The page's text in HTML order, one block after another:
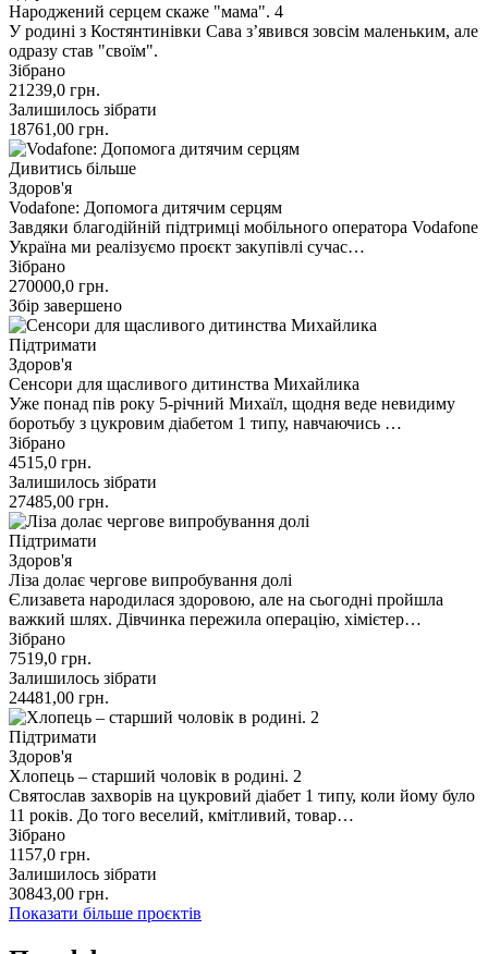
Народжений серцем скаже "мама". 4
У родині з Костянтинівки Сава з’явився зовсім маленьким, але
одразу став "своїм".
Зібрано
21239,0 грн.
Залишилось зібрати
18761,00 грн.
Дивитись більше
Здоров'я
Vodafone: Допомога дитячим серцям
Завдяки благодійній підтримці мобільного оператора Vodafone
Україна ми реалізуємо проєкт закупівлі сучас…
Зібрано
270000,0 грн.
Збір завершено
Підтримати
Здоров'я
Сенсори для щасливого дитинства Михайлика
Уже понад пів року 5-річний Михаїл, щодня веде невидиму
боротьбу з цукровим діабетом 1 типу, навчаючись …
Зібрано
4515,0 грн.
Залишилось зібрати
27485,00 грн.
Підтримати
Здоров'я
Ліза долає чергове випробування долі
Єлизавета народилася здоровою, але на сьогодні пройшла
важкий шлях. Дівчинка пережила операцію, хімієтер…
Зібрано
7519,0 грн.
Залишилось зібрати
24481,00 грн.
Підтримати
Здоров'я
Хлопець – старший чоловік в родині. 2
Святослав захворів на цукровий діабет 1 типу, коли йому було
11 років. До того веселий, кмітливий, товар…
Зібрано
1157,0 грн.
Залишилось зібрати
30843,00 грн.
Показати більше проєктів